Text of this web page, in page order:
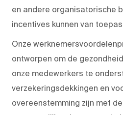
en andere organisatorische
incentives kunnen van
Onze
ontworpen om de
onze medewerkers te
verzekeringsdekkingen en
overeenstemming zijn met